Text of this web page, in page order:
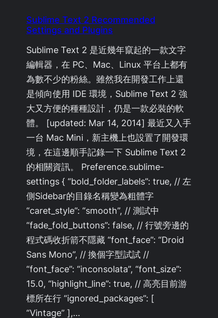
Sublime Text 2 Recommended
Settings and Plugins
Sublime Text 2 是近幾年竄起的一款文字
編輯器，在 PC、Mac、Linux 平台上都有
為數不少的粉絲。雖然我在開發工作上還
是傾向使用 IDE 環境，Sublime Text 2 強
大又方便的種種設計，仍是一款必裝的軟
體。 [updated: Mar 14, 2014] 最近又入手
一台 Mac Mini，新主機上也設置了開發環
境，在這邊順手記錄一下 Sublime Text 2
的相關資訊。 Preference.sublime-
settings { “bold_folder_labels”: true, // 左
側Sidebar的目錄名稱變為粗體字
“caret_style”: “smooth”, // 測試中
“fade_fold_buttons”: false, // 行號旁邊的
程式碼收折箭不隱藏 “font_face”: “Droid
Sans Mono”, // 換個字型試試 //
“font_face”: “inconsolata”, “font_size”:
15.0, “highlight_line”: true, // 高亮目前游
標所在行 “ignored_packages”: [
“Vintage” ],…